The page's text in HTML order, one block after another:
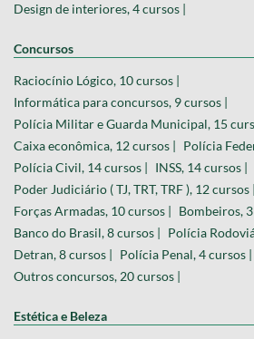
Design de interiores, 4 cursos |
Concursos
Raciocínio Lógico, 10 cursos |
Informática para concursos, 9 cursos |
Polícia Militar e Guarda Municipal, 15
Caixa econômica, 12 cursos |
Polícia
Polícia Civil, 14 cursos |
INSS, 14 cursos |
Poder Judiciário ( TJ, TRT, TRF ), 12 cursos |
Forças Armadas, 10 cursos |
Bombeiros, 3
Banco do Brasil, 8 cursos |
Polícia
Detran, 8 cursos |
Polícia Penal, 4 cursos |
Outros concursos, 20 cursos |
Estética e Beleza